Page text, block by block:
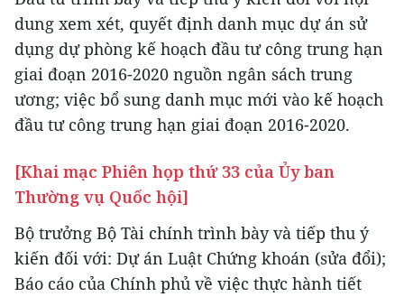
dung xem xét, quyết định danh mục dự án sử
dụng dự phòng kế hoạch đầu tư công trung hạn
giai đoạn 2016-2020 nguồn ngân sách trung
ương; việc bổ sung danh mục mới vào kế hoạch
đầu tư công trung hạn giai đoạn 2016-2020.
[Khai mạc Phiên họp thứ 33 của Ủy ban
Thường vụ Quốc hội]
Bộ trưởng Bộ Tài chính trình bày và tiếp thu ý
kiến đối với: Dự án Luật Chứng khoán (sửa đổi);
Báo cáo của Chính phủ về việc thực hành tiết